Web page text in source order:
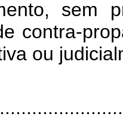
sem
contra-
ou